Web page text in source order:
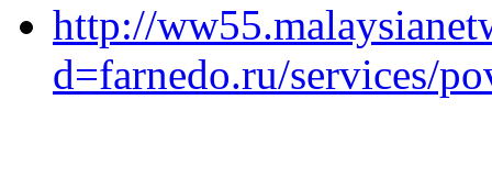
http://
d=farnedo.ru/services/